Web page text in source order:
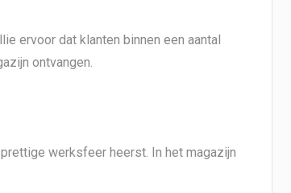
ervoor dat klanten binnen een aantal
ontvangen.
werksfeer heerst. In het magazijn